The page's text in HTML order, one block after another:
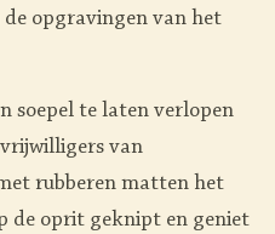
opgravingen van het
soepel te laten verlopen
vrijwilligers van
rubberen matten het
de oprit geknipt en geniet